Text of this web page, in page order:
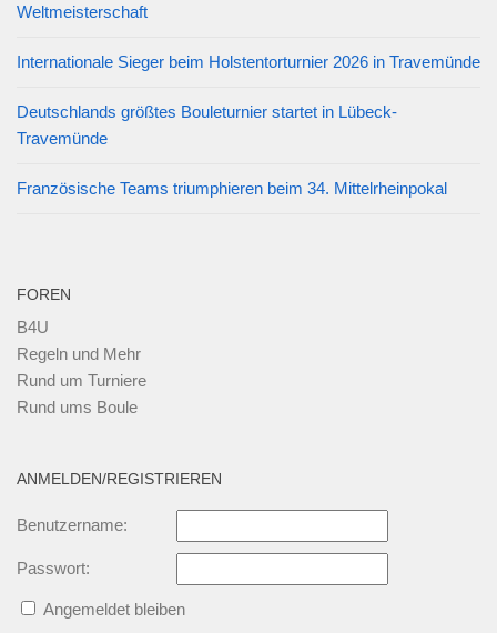
Weltmeisterschaft
Internationale Sieger beim Holstentorturnier 2026 in Travemünde
Deutschlands größtes Bouleturnier startet in Lübeck-
Travemünde
Französische Teams triumphieren beim 34. Mittelrheinpokal
FOREN
B4U
Regeln und Mehr
Rund um Turniere
Rund ums Boule
ANMELDEN/REGISTRIEREN
Benutzername:
Passwort:
Angemeldet bleiben